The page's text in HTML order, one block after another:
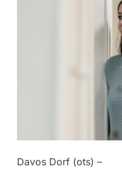
Davos Dorf (ots) –